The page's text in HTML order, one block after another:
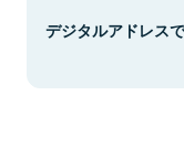
デジタルアドレス